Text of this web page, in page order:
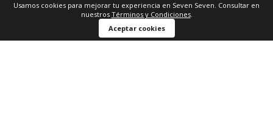
Comprar ahora
Usamos cookies para mejorar tu experiencia en Seven Seven. Consultar en
nuestros Términos y Condiciones.
Aceptar cookies